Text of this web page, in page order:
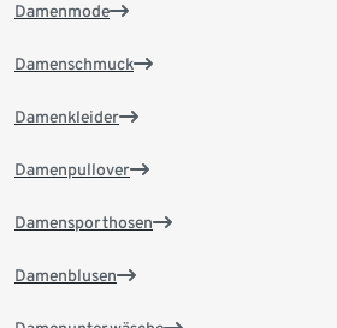
Damenmode
Damenschmuck
Damenkleider
Damenpullover
Damensporthosen
Damenblusen